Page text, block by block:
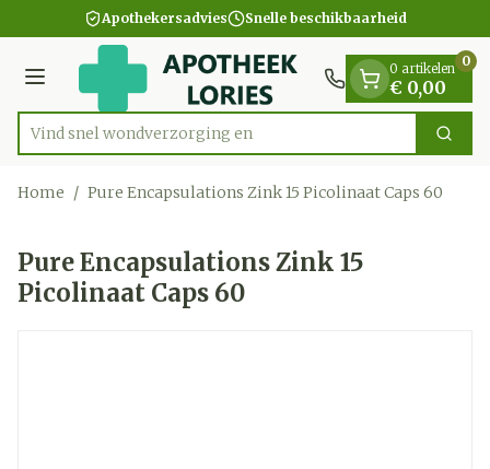
Ga naar de inhoudApothekersadvies Snelle beschikbaarheid
Menu
Product, merk, categorie...
Vind snel wondverzo Zoek
0 artikelen
€ 0,00
0
Home / Pure Encapsulations Zink 15 Picolinaat Caps 60
Pure Encapsulations Zink 15
Picolinaat Caps 60